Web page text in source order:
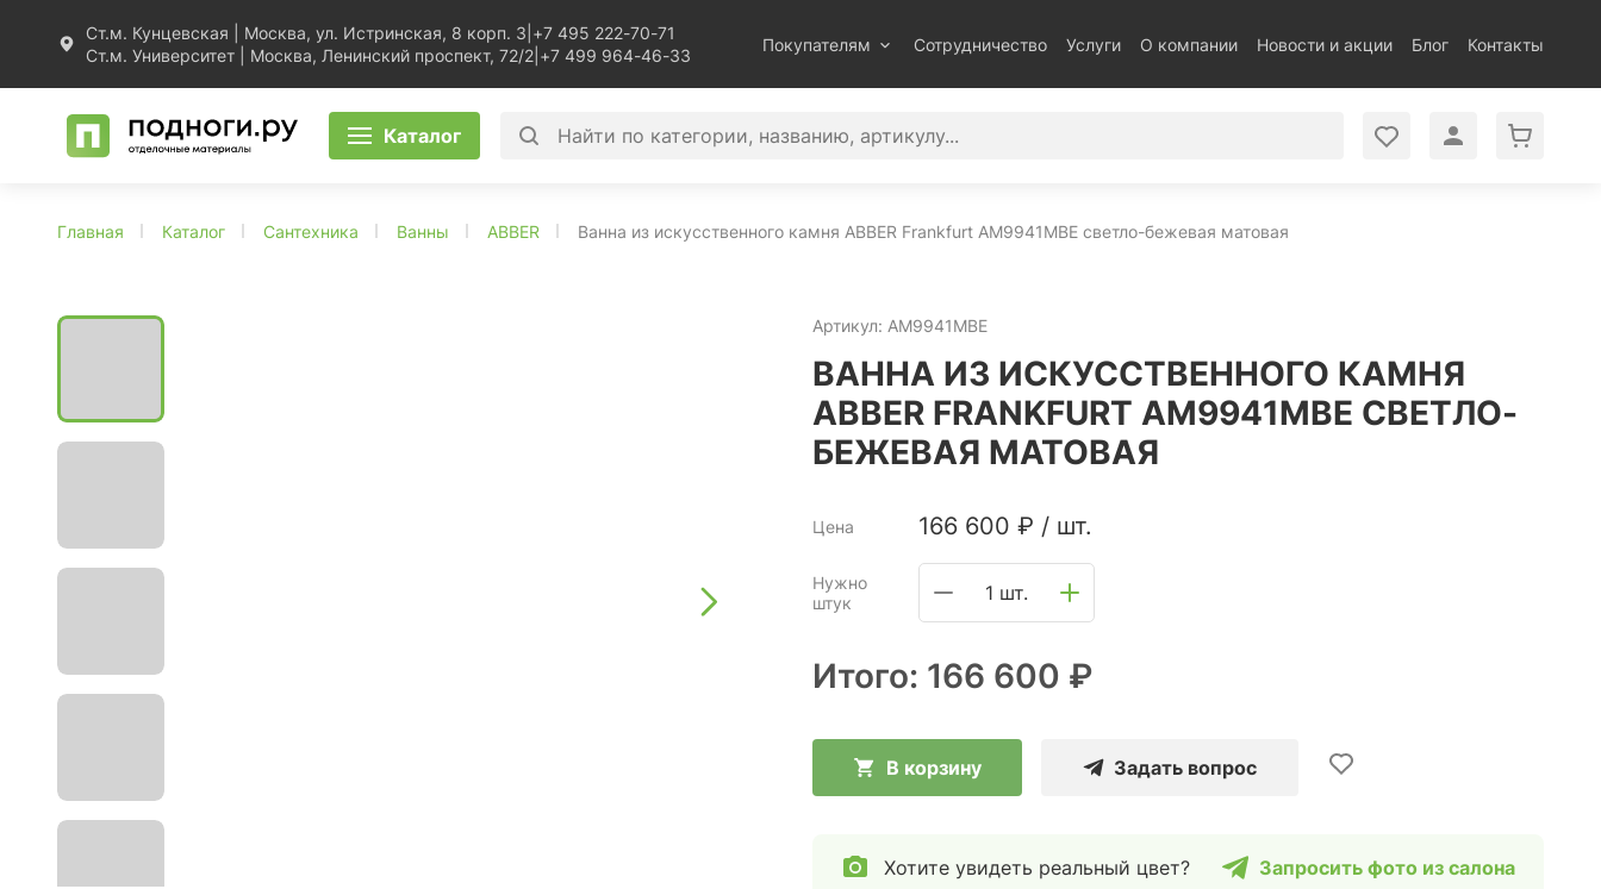
Ст.м. Кунцевская | Москва, ул. Истринская, 8 корп. 3 +7 495 222-70-71
Ст.м. Университет | Москва, Ленинский проспект, 72/2 +7 499 964-46-33
Покупателям Сотрудничество Услуги О компании Новости и акции Блог Контакты
Каталог
Главная Каталог Сантехника Ванны ABBER Ванна из искусственного камня ABBER Frankfurt AM9941MBE светло-бежевая матовая
Артикул: AM9941MBE
ВАННА ИЗ ИСКУССТВЕННОГО КАМНЯ
ABBER FRANKFURT AM9941MBE СВЕТЛО-
БЕЖЕВАЯ МАТОВАЯ
Цена 166 600 ₽ / шт.
Нужно
штук
1 шт.
Итого: 166 600 ₽
В корзину Задать вопрос
Хотите увидеть реальный цвет? Запросить фото из салона